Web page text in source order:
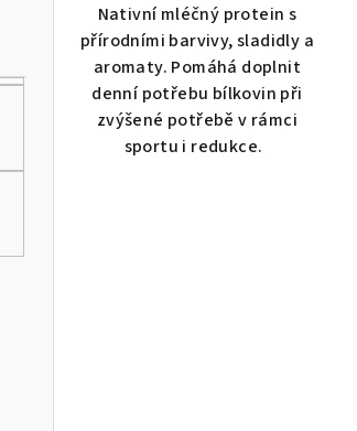
Nativní mléčný protein s
přírodními barvivy, sladidly a
aromaty. Pomáhá doplnit
denní potřebu bílkovin při
zvýšené potřebě v rámci
sportu i redukce.